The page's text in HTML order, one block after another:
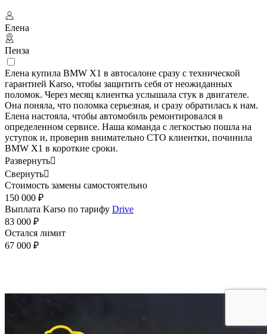
Елена
Пенза
Елена купила BMW X1 в автосалоне сразу с технической
гарантией Karso, чтобы защитить себя от неожиданных
поломок. Через месяц клиентка услышала стук в двигателе.
Она поняла, что поломка серьезная, и сразу обратилась к нам.
Елена настояла, чтобы автомобиль ремонтировался в
определенном сервисе. Наша команда с легкостью пошла на
уступок и, проверив внимательно СТО клиентки, починила
BMW X1 в короткие сроки.
Развернуть
Свернуть
Стоимость замены самостоятельно
150 000 ₽
Выплата Karso по тарифу Drive
83 000 ₽
Остался лимит
67 000 ₽